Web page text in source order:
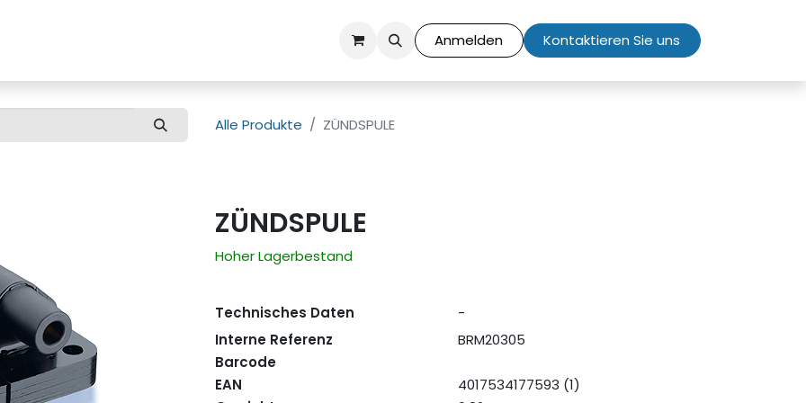
Anmelden Kontaktieren Sie uns
Alle Produkte ZÜNDSPULE
ZÜNDSPULE
Hoher Lagerbestand
Technisches Daten
-
Interne Referenz
BRM20305
Barcode
EAN
4017534177593 (1)